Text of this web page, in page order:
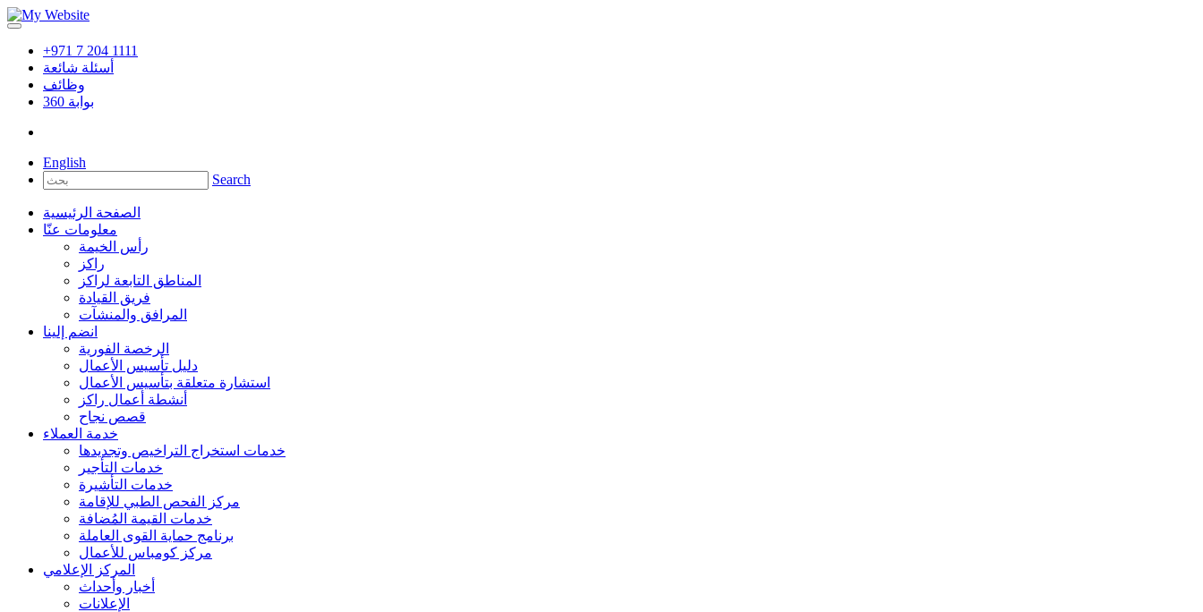
+971 7 204 1111
أسئلة شائعة
وظائف
360 بوابة
English
Search
الصفحة الرئيسية
معلومات عنّا
رأس الخيمة
راكز
المناطق التابعة لراكز
فريق القيادة
المرافق والمنشآت
انضم إلينا
الرخصة الفورية
دليل تأسيس الأعمال
استشارة متعلقة بتأسيس الأعمال
أنشطة أعمال راكز
قصص نجاح
خدمة العملاء
خدمات استخراج التراخيص وتجديدها
خدمات التأجير
خدمات التأشيرة
مركز الفحص الطبي للإقامة
خدمات القيمة المُضافة
برنامج حماية القوى العاملة
مركز كومباس للأعمال
المركز الإعلامي
أخبار وأحداث
الإعلانات